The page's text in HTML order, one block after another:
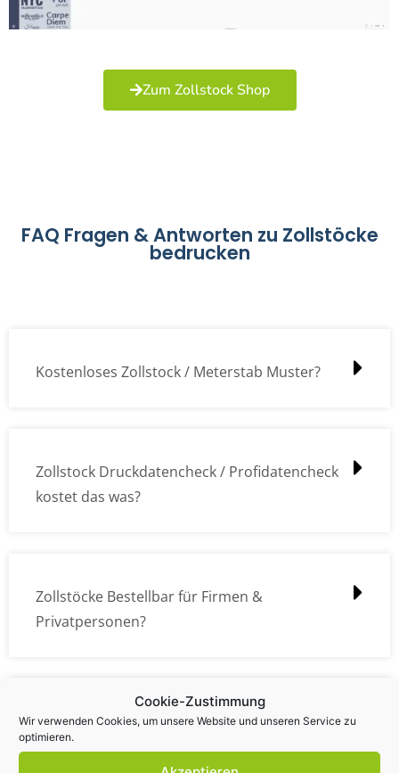
Cookie-Zustimmung
Wir verwenden Cookies, um unsere Website und unseren Service zu
optimieren.
Zum Zollstock Shop
FAQ Fragen & Antworten zu Zollstöcke
bedrucken
Kostenloses Zollstock / Meterstab Muster?
Zollstock Druckdatencheck / Profidatencheck
kostet das was?
Zollstöcke Bestellbar für Firmen &
Privatpersonen?
Wie kann ich die Daten (z.B. Logos und Texte)
übermitteln?